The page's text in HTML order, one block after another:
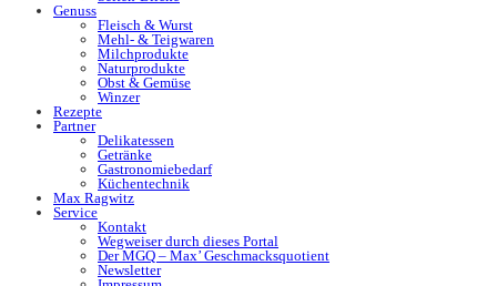
Genuss
Fleisch & Wurst
Mehl- & Teigwaren
Milchprodukte
Naturprodukte
Obst & Gemüse
Winzer
Rezepte
Partner
Delikatessen
Getränke
Gastronomiebedarf
Küchentechnik
Max Ragwitz
Service
Kontakt
Wegweiser durch dieses Portal
Der MGQ – Max’ Geschmacksquotient
Newsletter